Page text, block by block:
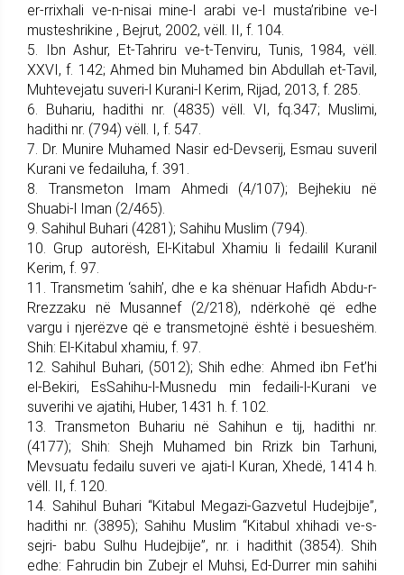
er-rrixhali ve-n-nisai mine-l arabi ve-l musta’ribine ve-l
musteshrikine , Bejrut, 2002, vëll. II, f. 104.
5. Ibn Ashur, Et-Tahriru ve-t-Tenviru, Tunis, 1984, vëll.
XXVI, f. 142; Ahmed bin Muhamed bin Abdullah et-Tavil,
Muhtevejatu suveri-l Kurani-l Kerim, Rijad, 2013, f. 285.
6. Buhariu, hadithi nr. (4835) vëll. VI, fq.347; Muslimi,
hadithi nr. (794) vëll. I, f. 547.
7. Dr. Munire Muhamed Nasir ed-Devserij, Esmau suveril
Kurani ve fedailuha, f. 391.
8. Transmeton Imam Ahmedi (4/107); Bejhekiu në
Shuabi-l Iman (2/465).
9. Sahihul Buhari (4281); Sahihu Muslim (794).
10. Grup autorësh, El-Kitabul Xhamiu li fedailil Kuranil
Kerim, f. 97.
11. Transmetim ‘sahih’, dhe e ka shënuar Hafidh Abdu-r-
Rrezzaku në Musannef (2/218), ndërkohë që edhe
vargu i njerëzve që e transmetojnë është i besueshëm.
Shih: El-Kitabul xhamiu, f. 97.
12. Sahihul Buhari, (5012); Shih edhe: Ahmed ibn Fet’hi
el-Bekiri, EsSahihu-l-Musnedu min fedaili-l-Kurani ve
suverihi ve ajatihi, Huber, 1431 h. f. 102.
13. Transmeton Buhariu në Sahihun e tij, hadithi nr.
(4177); Shih: Shejh Muhamed bin Rrizk bin Tarhuni,
Mevsuatu fedailu suveri ve ajati-l Kuran, Xhedë, 1414 h.
vëll. II, f. 120.
14. Sahihul Buhari “Kitabul Megazi-Gazvetul Hudejbije”,
hadithi nr. (3895); Sahihu Muslim “Kitabul xhihadi ve-s-
sejri- babu Sulhu Hudejbije”, nr. i hadithit (3854). Shih
edhe: Fahrudin bin Zubejr el Muhsi, Ed-Durrer min sahihi